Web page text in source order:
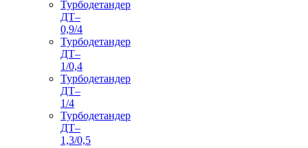
Турбодетандер
ДТ–
0,9/4
Турбодетандер
ДТ–
1/0,4
Турбодетандер
ДТ–
1/4
Турбодетандер
ДТ–
1,3/0,5